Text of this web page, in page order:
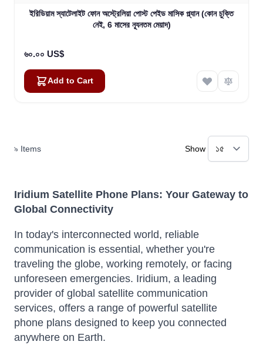
ইরিডিয়াম স্যাটেলাইট ফোন অস্ট্রেলিয়া পোস্ট পেইড মাসিক প্ল্যান (কোন চুক্তি
নেই, 6 মাসের ন্যূনতম মেয়াদ)
৬০.০০ US$
Add to Cart
৯ Items Show
Iridium Satellite Phone Plans: Your Gateway to
Global Connectivity
In today's interconnected world, reliable
communication is essential, whether you're
traveling the globe, working remotely, or facing
unforeseen emergencies. Iridium, a leading
provider of global satellite communication
services, offers a range of powerful satellite
phone plans designed to keep you connected
anywhere on Earth.